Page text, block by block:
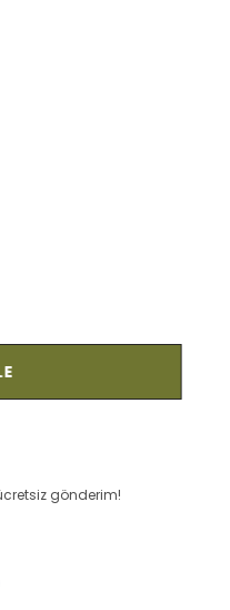
gönderim!